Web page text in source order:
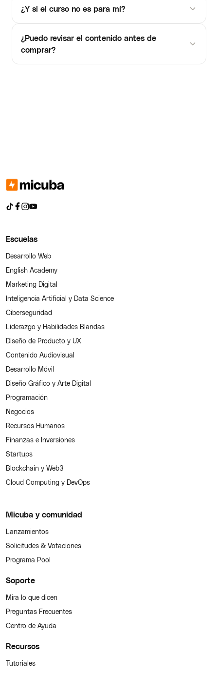
¿Y si el curso no es para mí?
¿Puedo revisar el contenido antes de
comprar?
Escuelas
Desarrollo Web
English Academy
Marketing Digital
Inteligencia Artificial y Data Science
Ciberseguridad
Liderazgo y Habilidades Blandas
Diseño de Producto y UX
Contenido Audiovisual
Desarrollo Móvil
Diseño Gráfico y Arte Digital
Programación
Negocios
Recursos Humanos
Finanzas e Inversiones
Startups
Blockchain y Web3
Cloud Computing y DevOps
Micuba y comunidad
Lanzamientos
Solicitudes & Votaciones
Programa Pool
Soporte
Mira lo que dicen
Preguntas Frecuentes
Centro de Ayuda
Recursos
Tutoriales